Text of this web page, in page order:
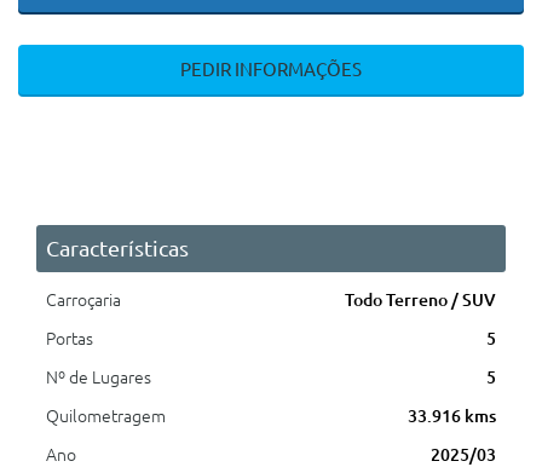
PEDIR INFORMAÇÕES
Características
Carroçaria
Todo Terreno / SUV
Portas
5
Nº de Lugares
5
Quilometragem
33.916 kms
Ano
2025/03